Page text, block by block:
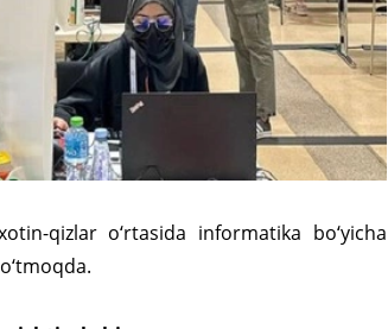
qizlar o‘rtasida informatika bo‘yicha